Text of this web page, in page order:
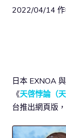
2022/04/14
日本 EXNOA
《天啓悖論（
台推出網頁版